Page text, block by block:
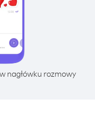
nagłówku rozmowy